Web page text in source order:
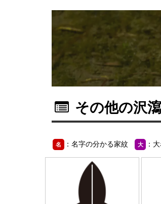
その他の沢
名 ：名字の分かる家紋 大 ：